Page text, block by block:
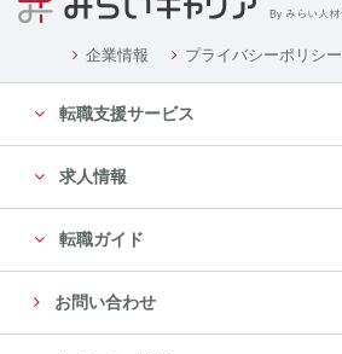
企業情報 プライバシーポリシー
転職支援サービス
求人情報
転職ガイド
お問い合わせ